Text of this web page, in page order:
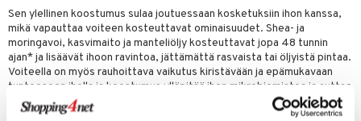
Sen ylellinen koostumus sulaa joutuessaan kosketuksiin ihon kanssa,
mikä vapauttaa voiteen kosteuttavat ominaisuudet. Shea- ja
moringavoi, kasvimaito ja manteliöljy kosteuttavat jopa 48 tunnin
ajan* ja lisäävät ihoon ravintoa, jättämättä rasvaista tai öljyistä pintaa.
Voiteella on myös rauhoittava vaikutus kiristävään ja epämukavaan
tunteeseen iholla ja koostumus ylläpitää ihon mikrobiomistoa ja auttaa
aikaansaamaan ihon, joka tuntuu raikkaammalta uudestisyntyneellä
hohteella!
& Soujaus
& Ihonpuhdistus